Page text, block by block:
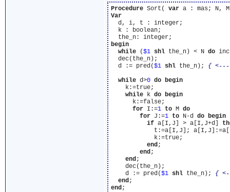
Procedure Sort( var
Var
  d, i, t : integer;
  k : boolean;
begin
while ($1 shl the_n) < N do
  dec(the_n);
  d := pred(
$1 shl the_n); { <---
while d>0 do begin
    k:=true;
while k do begin
      k:=false;
for I:=1 to M do
for J:=1 to N-d do begin
if a[I,J] > a[I,J+d]
t:=a[I,J];
            k:=true;
end;
end;
end;
    dec(the_n);
    d := pred(
$1 shl the_n); {
end
end;